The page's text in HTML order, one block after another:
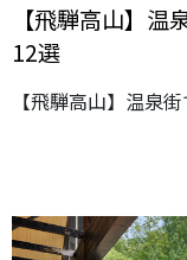
【飛騨高山】
12選
【飛騨高山】温泉